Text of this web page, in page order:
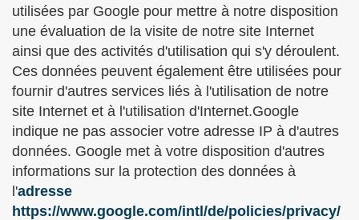
utilisées par Google pour mettre à notre disposition
une évaluation de la visite de notre site Internet
ainsi que des activités d'utilisation qui s'y déroulent.
Ces données peuvent également être utilisées pour
fournir d'autres services liés à l'utilisation de notre
site Internet et à l'utilisation d'Internet.Google
indique ne pas associer votre adresse IP à d'autres
données. Google met à votre disposition d'autres
informations sur la protection des données à
l'adresse
https://www.google.com/intl/de/policies/privacy/